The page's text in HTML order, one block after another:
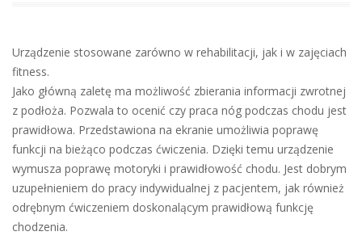
Urządzenie stosowane zarówno w rehabilitacji, jak i w zajęciach
fitness.
Jako główną zaletę ma możliwość zbierania informacji zwrotnej
z podłoża. Pozwala to ocenić czy praca nóg podczas chodu jest
prawidłowa. Przedstawiona na ekranie umożliwia poprawę
funkcji na bieżąco podczas ćwiczenia. Dzięki temu urządzenie
wymusza poprawę motoryki i prawidłowość chodu. Jest dobrym
uzupełnieniem do pracy indywidualnej z pacjentem, jak również
odrębnym ćwiczeniem doskonalącym prawidłową funkcję
chodzenia.